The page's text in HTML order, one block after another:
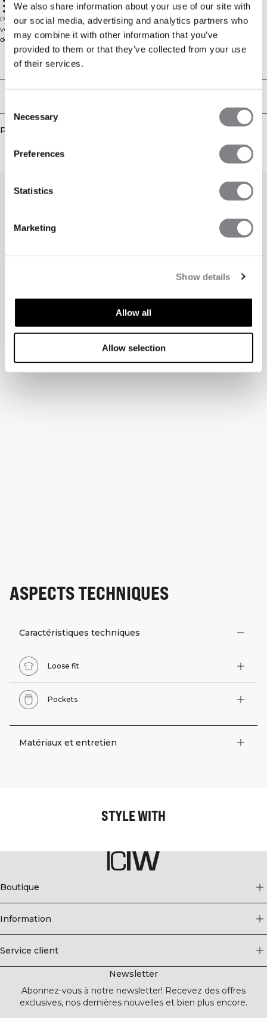
We also share information about your use of our site with
our social media, advertising and analytics partners who
may combine it with other information that you’ve
provided to them or that they’ve collected from your use
of their services.
Selection
Necessary
Preferences
Statistics
Marketing
Show details
Allow all
Allow selection
Mid waist
Full length
Pantalon de détente en tissu tricoté confortable. Les pantalons Soft Knit sont
votre nouveau meilleur ami sur le canapé après l'entraînement. Le mélange
de coton est lourd et doux pour un confort optimal. Le pantalon a une coupe
droite avec une taille à cordon et des poches avant ouvertes. Nous
recommandons que le vêtement soit rangé plié et à l'horizontale pour
conserver sa forme. 87% Coton, 13% Nylon.
Aspects techniques
Produits similaires
ASPECTS TECHNIQUES
Caractéristiques techniques
Loose fit
Pockets
Matériaux et entretien
STYLE WITH
Boutique
Information
Service client
Newsletter
Abonnez-vous à notre newsletter! Recevez des offres
exclusives, nos dernières nouvelles et bien plus encore.